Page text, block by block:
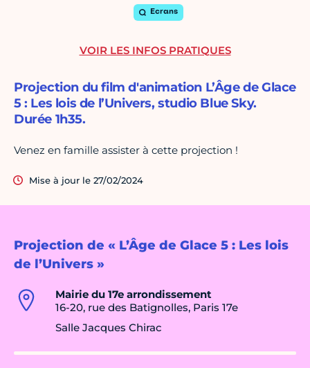
Ecrans
Projection de « L’Âge de Glace 5 : Les lois
de l’Univers »
Mairie du 17e arrondissement
16-20, rue des Batignolles, Paris 17e
Salle Jacques Chirac
Projection du film d'animation L’Âge de Glace
5 : Les lois de l’Univers, studio Blue Sky.
Durée 1h35.
Venez en famille assister à cette projection !
Mise à jour le 27/02/2024
VOIR LES INFOS PRATIQUES